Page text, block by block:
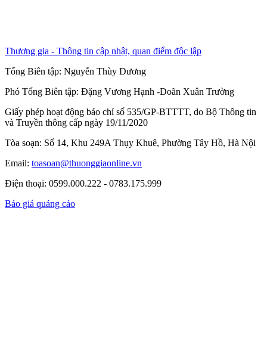
Thương gia - Thông tin cập nhật, quan điểm độc lập
Tổng Biên tập: Nguyễn Thùy Dương
Phó Tổng Biên tập: Đặng Vương Hạnh -Doãn Xuân Trường
Giấy phép hoạt động báo chí số 535/GP-BTTTT, do Bộ Thông tin
và Truyền thông cấp ngày 19/11/2020
Tòa soạn: Số 14, Khu 249A Thụy Khuê, Phường Tây Hồ, Hà Nội
Email: toasoan@thuonggiaonline.vn
Điện thoại: 0599.000.222 - 0783.175.999
Báo giá quảng cáo